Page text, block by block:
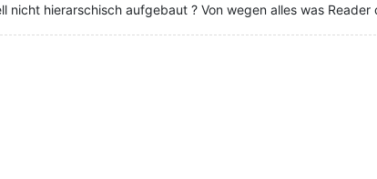
hierarschisch aufgebaut ? Von wegen alles was Reader